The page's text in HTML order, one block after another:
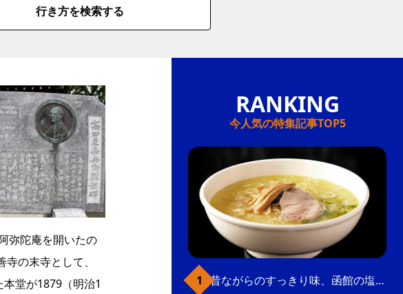
行き方を検索する
弥陀庵を開いたの
の末寺として、
堂が1879（明治1
今人気の特集記事TOP5
昔ながらのすっきり味、函館の塩ラーメン